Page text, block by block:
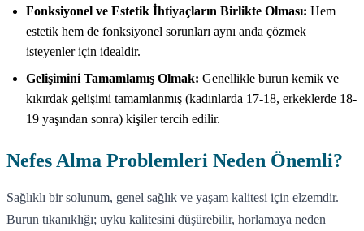
Fonksiyonel ve Estetik İhtiyaçların Birlikte Olması: Hem
estetik hem de fonksiyonel sorunları aynı anda çözmek
isteyenler için idealdir.
Gelişimini Tamamlamış Olmak: Genellikle burun kemik ve
kıkırdak gelişimi tamamlanmış (kadınlarda 17-18, erkeklerde 18-
19 yaşından sonra) kişiler tercih edilir.
Nefes Alma Problemleri Neden Önemli?
Sağlıklı bir solunum, genel sağlık ve yaşam kalitesi için elzemdir.
Burun tıkanıklığı; uyku kalitesini düşürebilir, horlamaya neden